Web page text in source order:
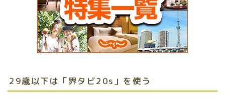
29歳以下は「界タビ20s」を使う